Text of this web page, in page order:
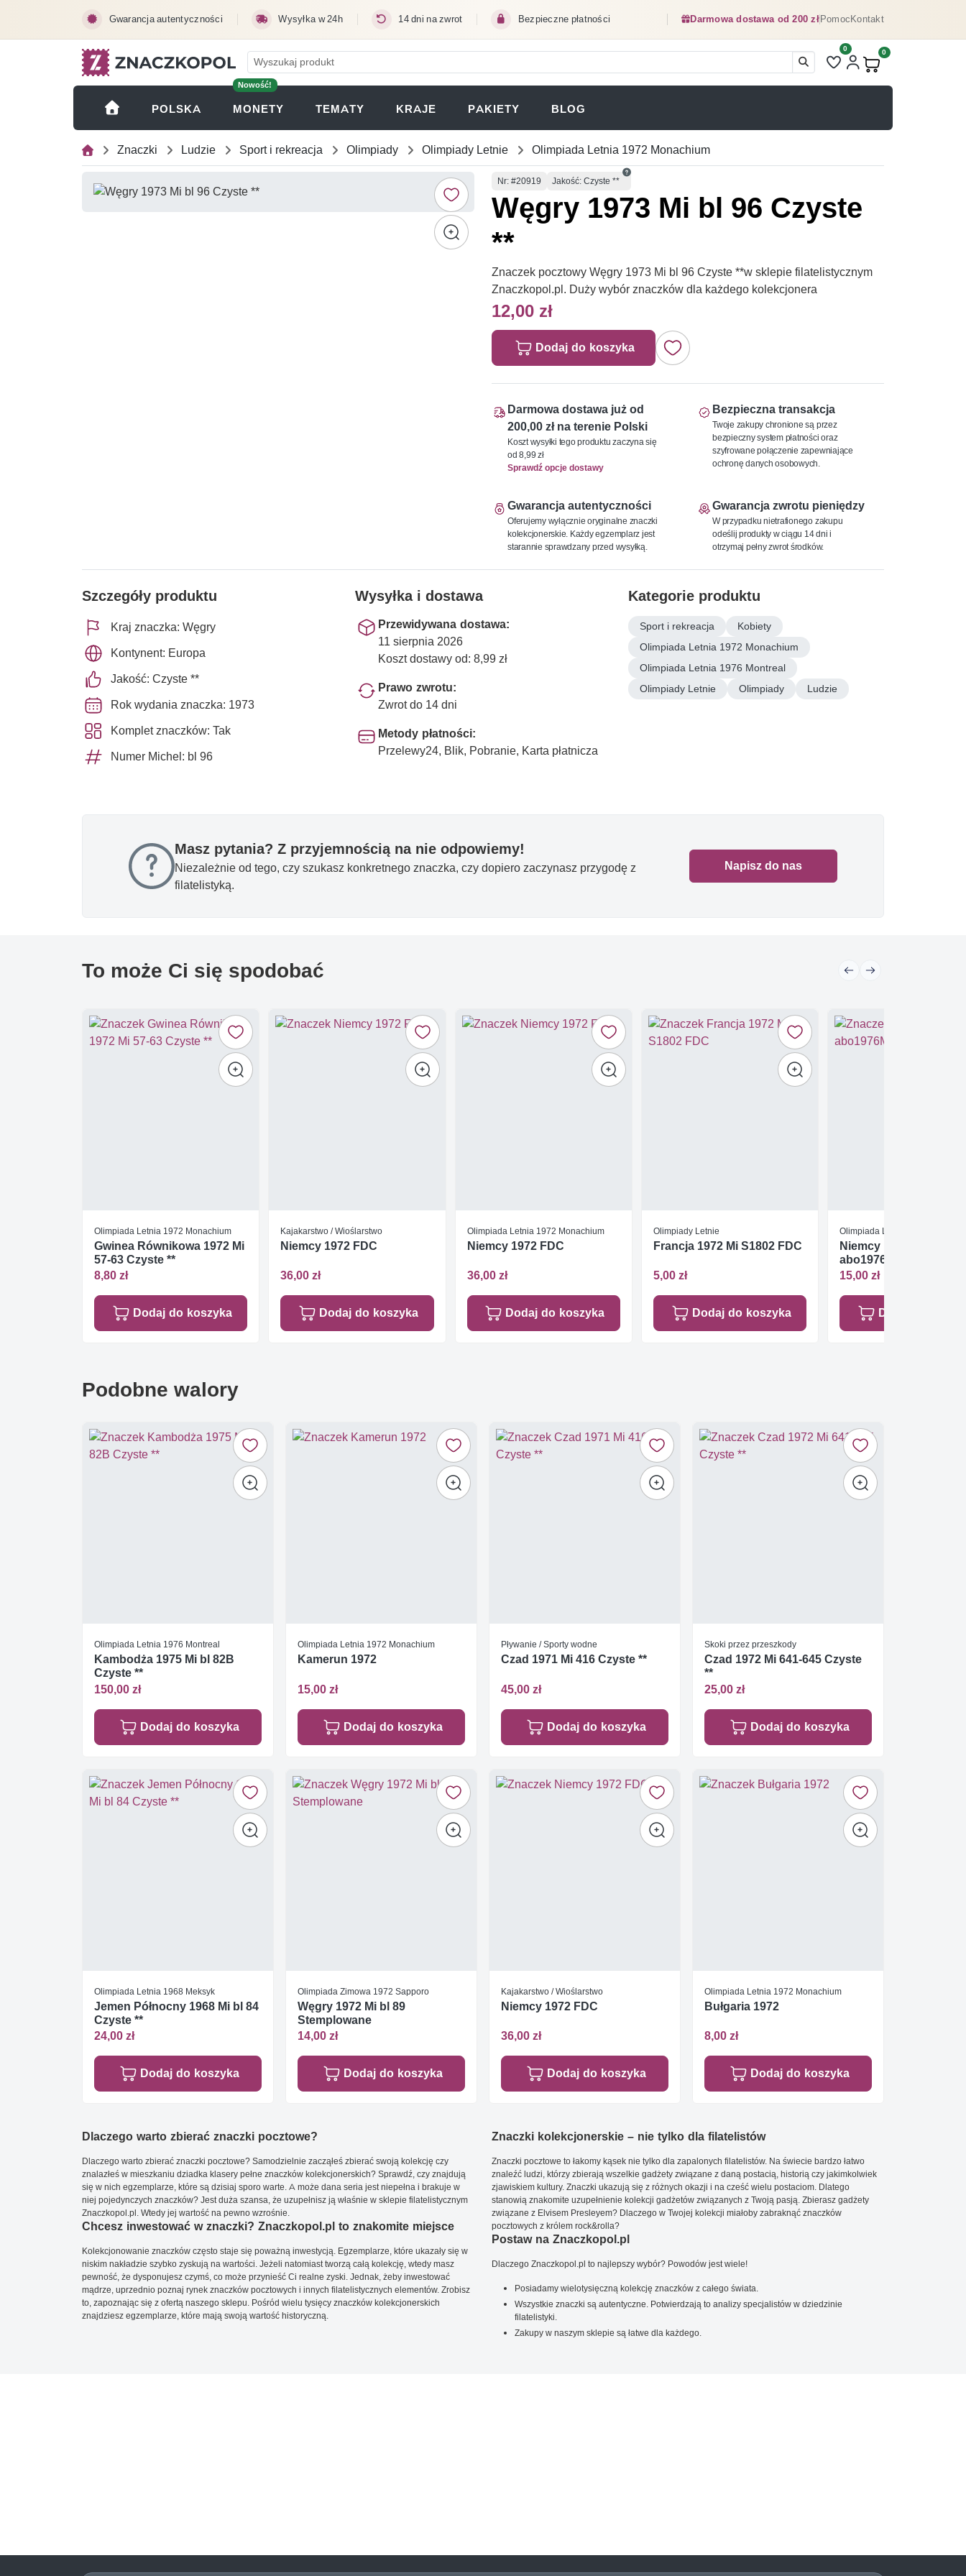
Gwarancja autentyczności Wysyłka w 24h 14 dni na zwrot Bezpieczne płatności Darmowa dostawa od 200 złPomocKontakt
Liczba pozycji na liście
0
Produkty w koszyku:
0
POLSKA
Nowość!
MONETY (OTWIERA SIĘ W NOWEJ KARCIE)
TEMATY KRAJE PAKIETY BLOG
Znaczki Ludzie Sport i rekreacja Olimpiady Olimpiady Letnie Olimpiada Letnia 1972 Monachium
Numer
Nr: #20919 Jakość: Czyste **
Węgry 1973 Mi bl 96 Czyste
**
Znaczek pocztowy Węgry 1973 Mi bl 96 Czyste **w sklepie filatelistycznym
Znaczkopol.pl. Duży wybór znaczków dla każdego kolekcjonera
12,00 zł
Dodaj do koszyka
Darmowa dostawa już od
200,00 zł na terenie Polski
Koszt wysyłki tego produktu zaczyna się
od 8,99 zł
Sprawdź opcje dostawy
Bezpieczna transakcja
Twoje zakupy chronione są przez
bezpieczny system płatności oraz
szyfrowane połączenie zapewniające
ochronę danych osobowych.
Gwarancja autentyczności
Oferujemy wyłącznie oryginalne znaczki
kolekcjonerskie. Każdy egzemplarz jest
starannie sprawdzany przed wysyłką.
Gwarancja zwrotu pieniędzy
W przypadku nietrafionego zakupu
odeślij produkty w ciągu 14 dni i
otrzymaj pełny zwrot środków.
Szczegóły produktu
Kraj znaczka: Węgry
Kontynent: Europa
Jakość: Czyste **
Rok wydania znaczka: 1973
Komplet znaczków: Tak
Numer Michel: bl 96
Wysyłka i dostawa
Przewidywana dostawa:
11 sierpnia 2026
Koszt dostawy od: 8,99 zł
Prawo zwrotu:
Zwrot do 14 dni
Metody płatności:
Przelewy24, Blik, Pobranie, Karta płatnicza
Kategorie produktu
Sport i rekreacja
Kobiety
Olimpiada Letnia 1972 Monachium
Olimpiada Letnia 1976 Montreal
Olimpiady Letnie
Olimpiady Ludzie
Masz pytania? Z przyjemnością na nie odpowiemy!
Niezależnie od tego, czy szukasz konkretnego znaczka, czy dopiero zaczynasz przygodę z
filatelistyką.
Napisz do nas
To może Ci się spodobać
Olimpiada Letnia 1972 Monachium
Gwinea Równikowa 1972 Mi
57-63 Czyste **
8,80 zł
Dodaj do koszyka
Kajakarstwo / Wioślarstwo
Niemcy 1972 FDC
36,00 zł
Dodaj do koszyka
Olimpiada Letnia 1972 Monachium
Niemcy 1972 FDC
36,00 zł
Dodaj do koszyka
Olimpiady Letnie
Francja 1972 Mi S1802 FDC
5,00 zł
Dodaj do koszyka
Olimpiada Letnia 1972
Niemcy 1984 Mi
abo1976Monachium
**
15,00 zł
Dodaj do
Podobne walory
Olimpiada Letnia 1976 Montreal
Kambodża 1975 Mi bl 82B
Czyste **
150,00 zł
Dodaj do koszyka
Olimpiada Letnia 1972 Monachium
Kamerun 1972
15,00 zł
Dodaj do koszyka
Pływanie / Sporty wodne
Czad 1971 Mi 416 Czyste **
45,00 zł
Dodaj do koszyka
Skoki przez przeszkody
Czad 1972 Mi 641-645 Czyste
**
25,00 zł
Dodaj do koszyka
Olimpiada Letnia 1968 Meksyk
Jemen Północny 1968 Mi bl 84
Czyste **
24,00 zł
Dodaj do koszyka
Olimpiada Zimowa 1972 Sapporo
Węgry 1972 Mi bl 89
Stemplowane
14,00 zł
Dodaj do koszyka
Kajakarstwo / Wioślarstwo
Niemcy 1972 FDC
36,00 zł
Dodaj do koszyka
Olimpiada Letnia 1972 Monachium
Bułgaria 1972
8,00 zł
Dodaj do koszyka
Dlaczego warto zbierać znaczki pocztowe?
Dlaczego warto zbierać znaczki pocztowe? Samodzielnie zacząłeś zbierać swoją kolekcję czy
znalazłeś w mieszkaniu dziadka klasery pełne znaczków kolekcjonerskich? Sprawdź, czy znajdują
się w nich egzemplarze, które są dzisiaj sporo warte. A może dana seria jest niepełna i brakuje w
niej pojedynczych znaczków? Jest duża szansa, że uzupełnisz ją właśnie w sklepie filatelistycznym
Znaczkopol.pl. Wtedy jej wartość na pewno wzrośnie.
Chcesz inwestować w znaczki? Znaczkopol.pl to znakomite miejsce
Kolekcjonowanie znaczków często staje się poważną inwestycją. Egzemplarze, które ukazały się w
niskim nakładzie szybko zyskują na wartości. Jeżeli natomiast tworzą całą kolekcję, wtedy masz
pewność, że dysponujesz czymś, co może przynieść Ci realne zyski. Jednak, żeby inwestować
mądrze, uprzednio poznaj rynek znaczków pocztowych i innych filatelistycznych elementów. Zrobisz
to, zapoznając się z ofertą naszego sklepu. Pośród wielu tysięcy znaczków kolekcjonerskich
znajdziesz egzemplarze, które mają swoją wartość historyczną.
Znaczki kolekcjonerskie – nie tylko dla filatelistów
Znaczki pocztowe to łakomy kąsek nie tylko dla zapalonych filatelistów. Na świecie bardzo łatwo
znaleźć ludzi, którzy zbierają wszelkie gadżety związane z daną postacią, historią czy jakimkolwiek
zjawiskiem kultury. Znaczki ukazują się z różnych okazji i na cześć wielu postaciom. Dlatego
stanowią znakomite uzupełnienie kolekcji gadżetów związanych z Twoją pasją. Zbierasz gadżety
związane z Elvisem Presleyem? Dlaczego w Twojej kolekcji miałoby zabraknąć znaczków
pocztowych z królem rock&rolla?
Postaw na Znaczkopol.pl
Dlaczego Znaczkopol.pl to najlepszy wybór? Powodów jest wiele!
Posiadamy wielotysięczną kolekcję znaczków z całego świata.
Wszystkie znaczki są autentyczne. Potwierdzają to analizy specjalistów w dziedzinie
filatelistyki.
Zakupy w naszym sklepie są łatwe dla każdego.